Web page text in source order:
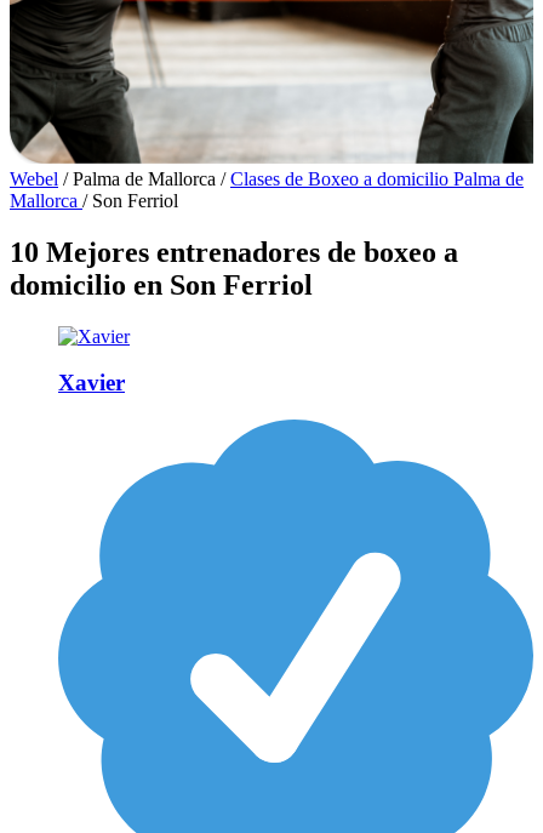
Webel / Palma de Mallorca / Clases de Boxeo a domicilio Palma de
Mallorca / Son Ferriol
10 Mejores entrenadores de boxeo a
domicilio en Son Ferriol
Xavier